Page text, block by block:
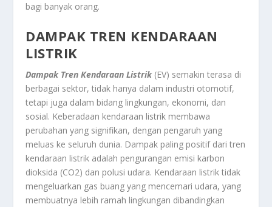
bagi banyak orang.
DAMPAK TREN KENDARAAN
LISTRIK
Dampak Tren Kendaraan Listrik(EV) semakin terasa di
berbagai sektor, tidak hanya dalam industri otomotif,
tetapi juga dalam bidang lingkungan, ekonomi, dan
sosial. Keberadaan kendaraan listrik membawa
perubahan yang signifikan, dengan pengaruh yang
meluas ke seluruh dunia. Dampak paling positif dari tren
kendaraan listrik adalah pengurangan emisi karbon
dioksida (CO2) dan polusi udara. Kendaraan listrik tidak
mengeluarkan gas buang yang mencemari udara, yang
membuatnya lebih ramah lingkungan dibandingkan